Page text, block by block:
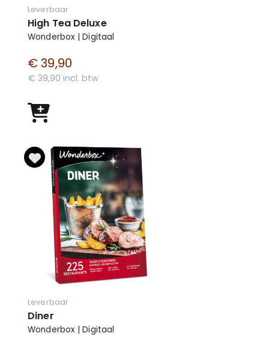
Leverbaar
High Tea Deluxe
Wonderbox | Digitaal
€ 39,90
€ 39,90 incl. btw
Leverbaar
Diner
Wonderbox | Digitaal